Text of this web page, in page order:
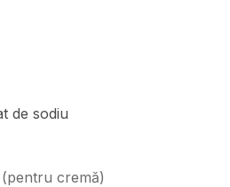
de sodiu
(pentru cremă)